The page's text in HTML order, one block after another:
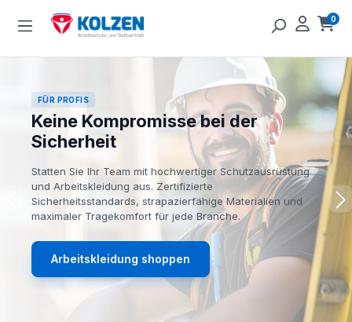
Zum Hauptinhalt springen 0
FÜR PROFIS
Keine Kompromisse bei der
Sicherheit
Statten Sie Ihr Team mit hochwertiger Schutzausrüstung
und Arbeitskleidung aus. Zertifizierte
Sicherheitsstandards, strapazierfähige Materialien und
maximaler Tragekomfort für jede Branche.
Arbeitskleidung shoppen